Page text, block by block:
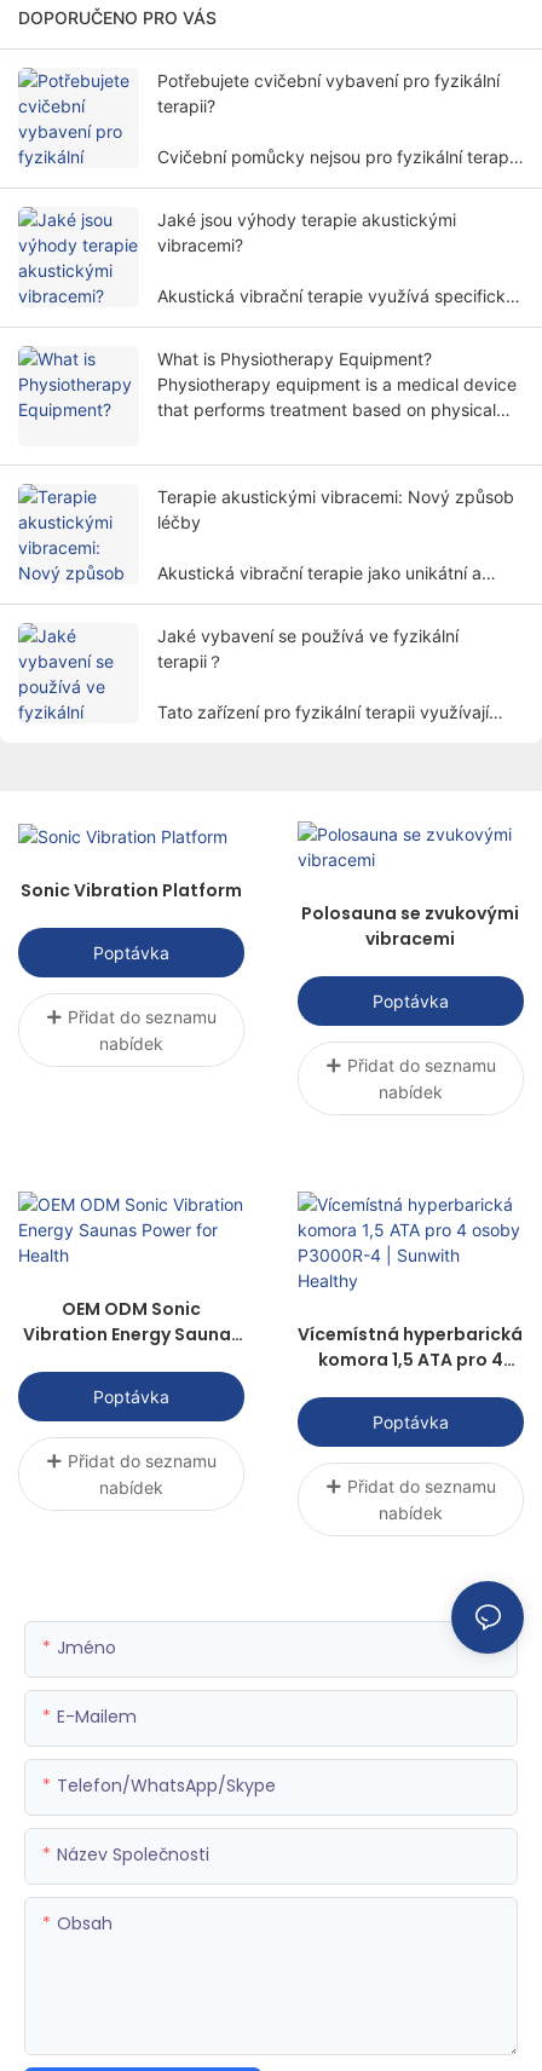
DOPORUČENO PRO VÁS
Potřebujete cvičební vybavení pro fyzikální
terapii?
Cvičební pomůcky nejsou pro fyzikální terapii
dimenzí.
Jaké jsou výhody terapie akustickými
vibracemi?
Akustická vibrační terapie využívá specifické
a je široce používána v různých
rehabilitačních oborech.
What is Physiotherapy Equipment?
Physiotherapy equipment is a medical device
that performs treatment based on physical
and restore body functions in a non-invasive
way.
Terapie akustickými vibracemi: Nový způsob
léčby
Akustická vibrační terapie jako unikátní a
Jaké vybavení se používá ve fyzikální
terapii？
Tato zařízení pro fyzikální terapii využívají
Sonic Vibration Platform
Poptávka
Přidat do seznamu
nabídek
Polosauna se zvukovými
vibracemi
Poptávka
Přidat do seznamu
nabídek
OEM ODM Sonic
Vibration Energy Saunas
Poptávka
Přidat do seznamu
nabídek
Vícemístná hyperbarická
komora 1,5 ATA pro 4
Sunwith Healthy
Poptávka
Přidat do seznamu
nabídek
Jméno
E-Mailem
Telefon/WhatsApp/Skype
Název Společnosti
Obsah